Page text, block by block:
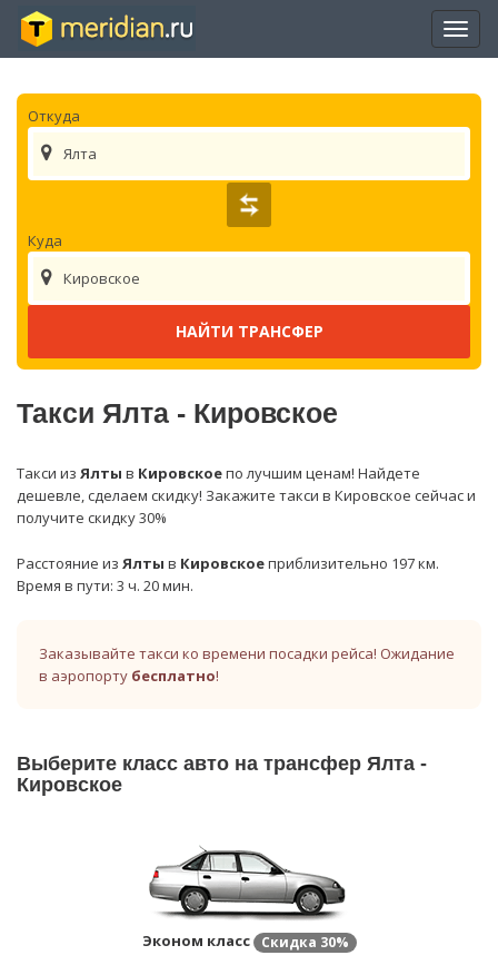
Откуда
Ялта
Куда
Кировское
Такси Ялта - Кировское
Такси из Ялты в Кировскоепо лучшим ценам! Найдете
дешевле, сделаем скидку! Закажите такси в Кировское сейчас и
получите скидку 30%
Расстояние из Ялты в Кировскоеприблизительно 197 км.
Время в пути: 3 ч. 20 мин.
Заказывайте такси ко времени посадки рейса! Ожидание
в аэропорту бесплатно!
Выберите класс авто на трансфер Ялта -
Кировское
Эконом класс Скидка 30%